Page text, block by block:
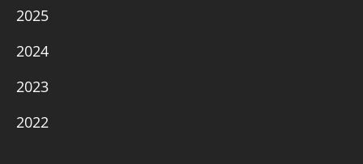
2025
2024
2023
2022